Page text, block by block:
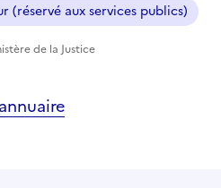
(réservé aux services publics)
de la Justice